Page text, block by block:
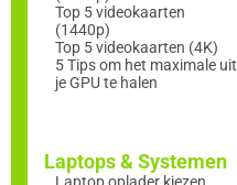
Top 5 videokaarten
(1440p)
Top 5 videokaarten (4K)
5 Tips om het maximale uit
je GPU te halen
Laptops & Systemen
Laptop oplader kiezen